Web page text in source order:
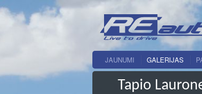
JAUNUMI GALERIJAS
Tapio